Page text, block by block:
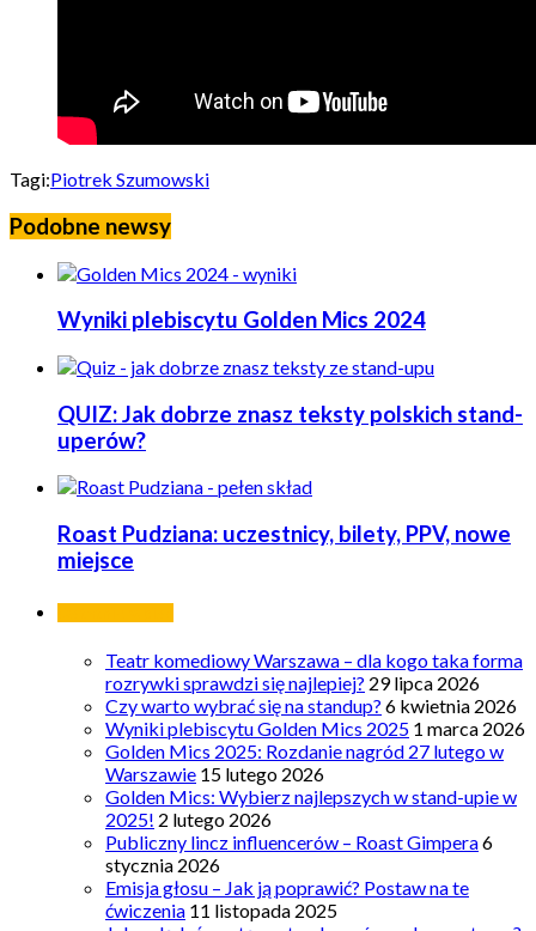
Tagi:Piotrek Szumowski
Podobne newsy
Wyniki plebiscytu Golden Mics 2024
QUIZ: Jak dobrze znasz teksty polskich stand-
uperów?
Roast Pudziana: uczestnicy, bilety, PPV, nowe
miejsce
Teatr komediowy Warszawa – dla kogo taka forma
rozrywki sprawdzi się najlepiej? 29 lipca 2026
Czy warto wybrać się na standup? 6 kwietnia 2026
Wyniki plebiscytu Golden Mics 2025 1 marca 2026
Golden Mics 2025: Rozdanie nagród 27 lutego w
Warszawie 15 lutego 2026
Golden Mics: Wybierz najlepszych w stand-upie w
2025! 2 lutego 2026
Publiczny lincz influencerów – Roast Gimpera6
stycznia 2026
Emisja głosu – Jak ją poprawić? Postaw na te
ćwiczenia 11 listopada 2025